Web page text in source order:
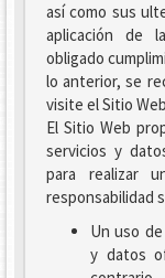
así como sus
aplicación de
obligado
lo anterior, se
visite el Sitio
El Sitio Web
servicios y
para realizar
responsabilidad
Un uso
y datos